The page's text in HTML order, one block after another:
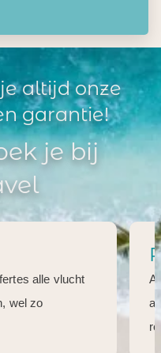
altijd onze
garantie!
je bij
alle vlucht
wel zo